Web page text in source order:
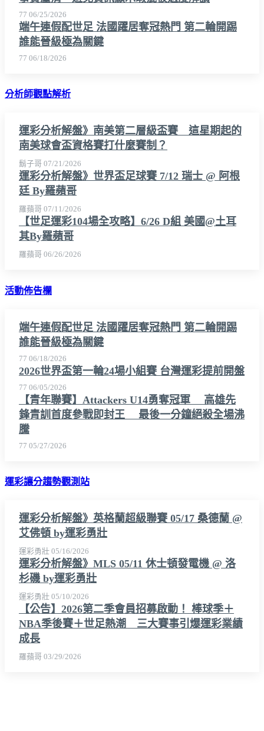
77 06/25/2026
端午連假配世足 法國躍居奪冠熱門 第二輪開踢
誰能晉級極為關鍵
77 06/18/2026
分析師觀點解析
運彩分析解盤》南美第二層級盃賽 這星期起的
南美球會盃資格賽打什麼賽制？
鬍子哥 07/21/2026
運彩分析解盤》世界盃足球賽 7/12 瑞士 @ 阿根
廷 By羅蘋哥
羅蘋哥 07/11/2026
【世足運彩104場全攻略】6/26 D組 美國@土耳
其By羅蘋哥
羅蘋哥 06/26/2026
活動佈告欄
端午連假配世足 法國躍居奪冠熱門 第二輪開踢
誰能晉級極為關鍵
77 06/18/2026
2026世界盃第一輪24場小組賽 台灣運彩提前開盤
77 06/05/2026
【青年聯賽】Attackers U14勇奪冠軍 高雄先
鋒青訓首度參戰即封王 最後一分鐘絕殺全場沸
騰
77 05/27/2026
運彩讓分趨勢觀測站
運彩分析解盤》英格蘭超級聯賽 05/17 桑德蘭 @
艾佛頓 by運彩勇壯
運彩勇壯 05/16/2026
運彩分析解盤》MLS 05/11 休士頓發電機 @ 洛
杉磯 by運彩勇壯
運彩勇壯 05/10/2026
【公告】2026第二季會員招募啟動！ 棒球季＋
NBA季後賽＋世足熱潮 三大賽事引爆運彩業績
成長
羅蘋哥 03/29/2026